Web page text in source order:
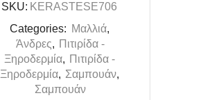
SKU: KERASTESE706
Categories: Mαλλιά,
Άνδρες, Πιτιρίδα -
Ξηροδερμία, Πιτιρίδα -
Ξηροδερμία, Σαμπουάν,
Σαμπουάν